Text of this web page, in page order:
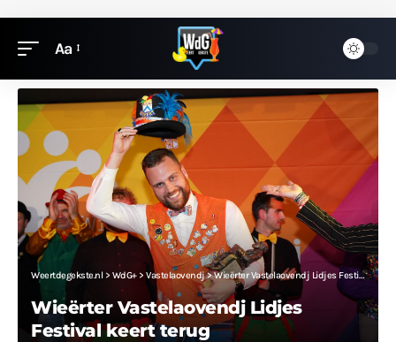
Aa
Weertdegekste.nl> WdG+> Vastelaovendj>Wieërter Vastelaovendj Lidjes Festival keert terug
Wieërter Vastelaovendj Lidjes
Festival keert terug